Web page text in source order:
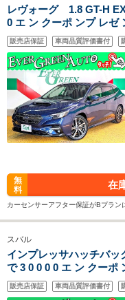
レヴォーグ 1.8 GT-H
0 エ ン クーポ ンプ レゼ
オプションナビ ブライ
衝突軽減ブレーキ レー
販売店保証 車両品質評価書付
無
料
在
カーセンサーアフター保証がBプラン
スバル
インプレッサハッチバ
で 3 0 0 0 0 エ ン クーポ
ト 純正ナビ 4WD ETC
モニタ Bluetooth シート
販売店保証 車両品質評価書付